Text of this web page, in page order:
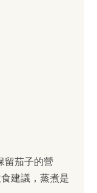
留茄子的營
建議，蒸煮是